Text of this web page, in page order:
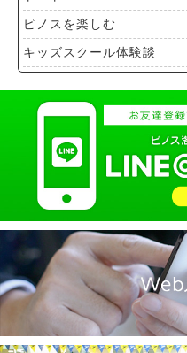
ピノスを楽しむ
キッズスクール体験談